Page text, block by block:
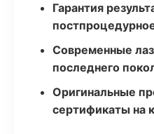
Гарантия
Современные
последнего
Оригинальные
сертификаты на